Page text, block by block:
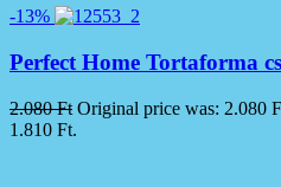
-13%
Perfect Home Tortaforma
2.080Ft Original price was: 2.080
1.810 Ft.